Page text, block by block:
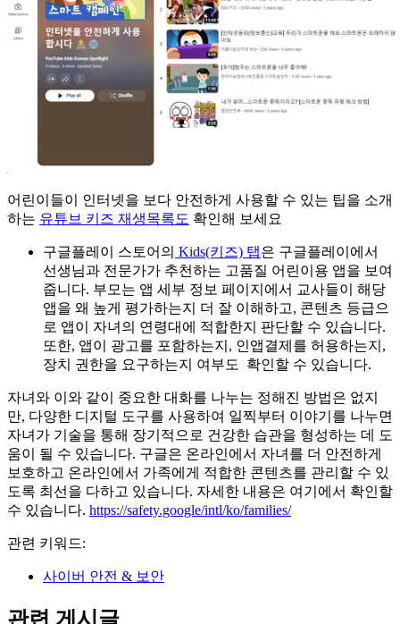
어린이들이 인터넷을 보다 안전하게 사용할 수 있는 팁을 소개
하는 유튜브 키즈 재생목록도 확인해 보세요
구글플레이 스토어의 Kids(키즈) 탭은 구글플레이에서
선생님과 전문가가 추천하는 고품질 어린이용 앱을 보여
줍니다. 부모는 앱 세부 정보 페이지에서 교사들이 해당
앱을 왜 높게 평가하는지 더 잘 이해하고, 콘텐츠 등급으
로 앱이 자녀의 연령대에 적합한지 판단할 수 있습니다.
또한, 앱이 광고를 포함하는지, 인앱결제를 허용하는지,
장치 권한을 요구하는지 여부도 확인할 수 있습니다.
자녀와 이와 같이 중요한 대화를 나누는 정해진 방법은 없지
만, 다양한 디지털 도구를 사용하여 일찍부터 이야기를 나누면
자녀가 기술을 통해 장기적으로 건강한 습관을 형성하는 데 도
움이 될 수 있습니다. 구글은 온라인에서 자녀를 더 안전하게
보호하고 온라인에서 가족에게 적합한 콘텐츠를 관리할 수 있
도록 최선을 다하고 있습니다. 자세한 내용은 여기에서 확인할
수 있습니다. https://safety.google/intl/ko/families/
관련 키워드:
사이버 안전 & 보안
관련 게시글